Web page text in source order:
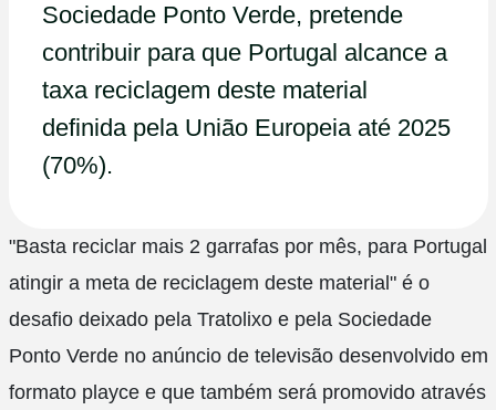
Sociedade Ponto Verde, pretende
contribuir para que Portugal alcance a
taxa reciclagem deste material
definida pela União Europeia até 2025
(70%).
"Basta reciclar mais 2 garrafas por mês, para Portugal
atingir a meta de reciclagem deste material" é o
desafio deixado pela Tratolixo e pela Sociedade
Ponto Verde no anúncio de televisão desenvolvido em
formato playce e que também será promovido através